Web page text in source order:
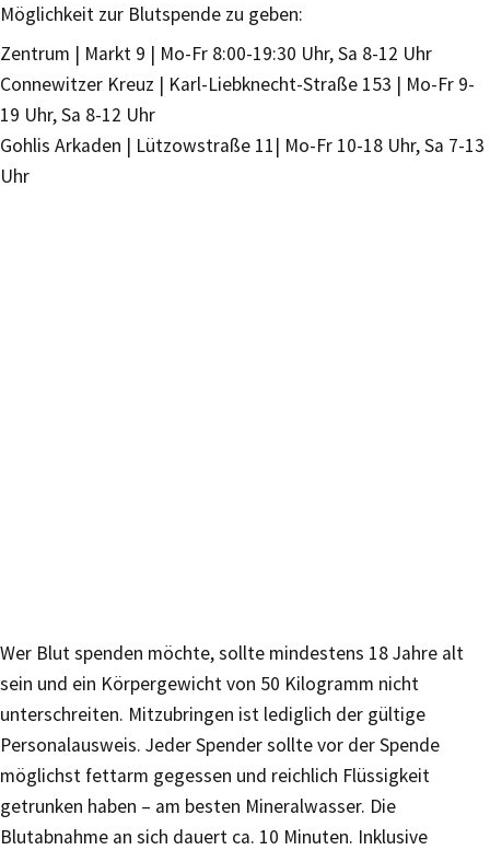
Möglichkeit zur Blutspende zu geben:
Zentrum | Markt 9 | Mo-Fr 8:00-19:30 Uhr, Sa 8-12 Uhr
Connewitzer Kreuz | Karl-Liebknecht-Straße 153 | Mo-Fr 9-
19 Uhr, Sa 8-12 Uhr
Gohlis Arkaden | Lützowstraße 11| Mo-Fr 10-18 Uhr, Sa 7-13
Uhr
Wer Blut spenden möchte, sollte mindestens 18 Jahre alt
sein und ein Körpergewicht von 50 Kilogramm nicht
unterschreiten. Mitzubringen ist lediglich der gültige
Personalausweis. Jeder Spender sollte vor der Spende
möglichst fettarm gegessen und reichlich Flüssigkeit
getrunken haben – am besten Mineralwasser. Die
Blutabnahme an sich dauert ca. 10 Minuten. Inklusive